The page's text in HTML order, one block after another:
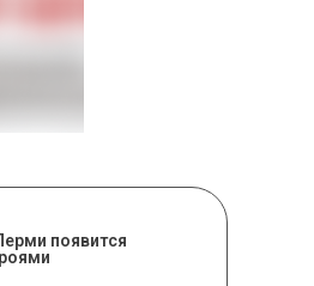
появится